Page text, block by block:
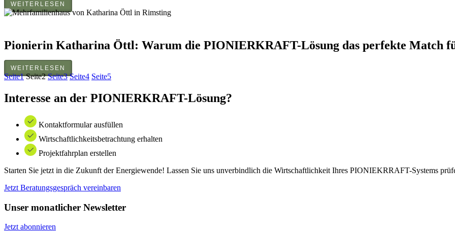
WEITERLESEN
Pionierin Katharina Öttl: Warum die PIONIERKRAFT-Lösung das perfekte Match
WEITERLESEN
Seite1 Seite2 Seite3 Seite4 Seite5
Interesse an der PIONIERKRAFT-Lösung?
Kontaktformular ausfüllen
Wirtschaftlichkeitsbetrachtung erhalten
Projektfahrplan erstellen
Starten Sie jetzt in die Zukunft der Energiewende! Lassen Sie uns unverbindlich die Wirtschaftlichkeit Ihres PIONIEKRRAFT-Systems
Jetzt Beratungsgespräch vereinbaren
Unser monatlicher Newsletter
Jetzt abonnieren